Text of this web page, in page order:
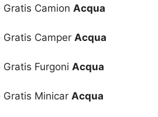
Gratis Camion Acqua
Gratis Camper Acqua
Gratis Furgoni Acqua
Gratis Minicar Acqua